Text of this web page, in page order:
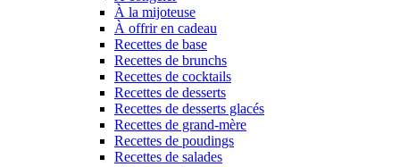
À la mijoteuse
À offrir en cadeau
Recettes de base
Recettes de brunchs
Recettes de cocktails
Recettes de desserts
Recettes de desserts glacés
Recettes de grand-mère
Recettes de poudings
Recettes de salades